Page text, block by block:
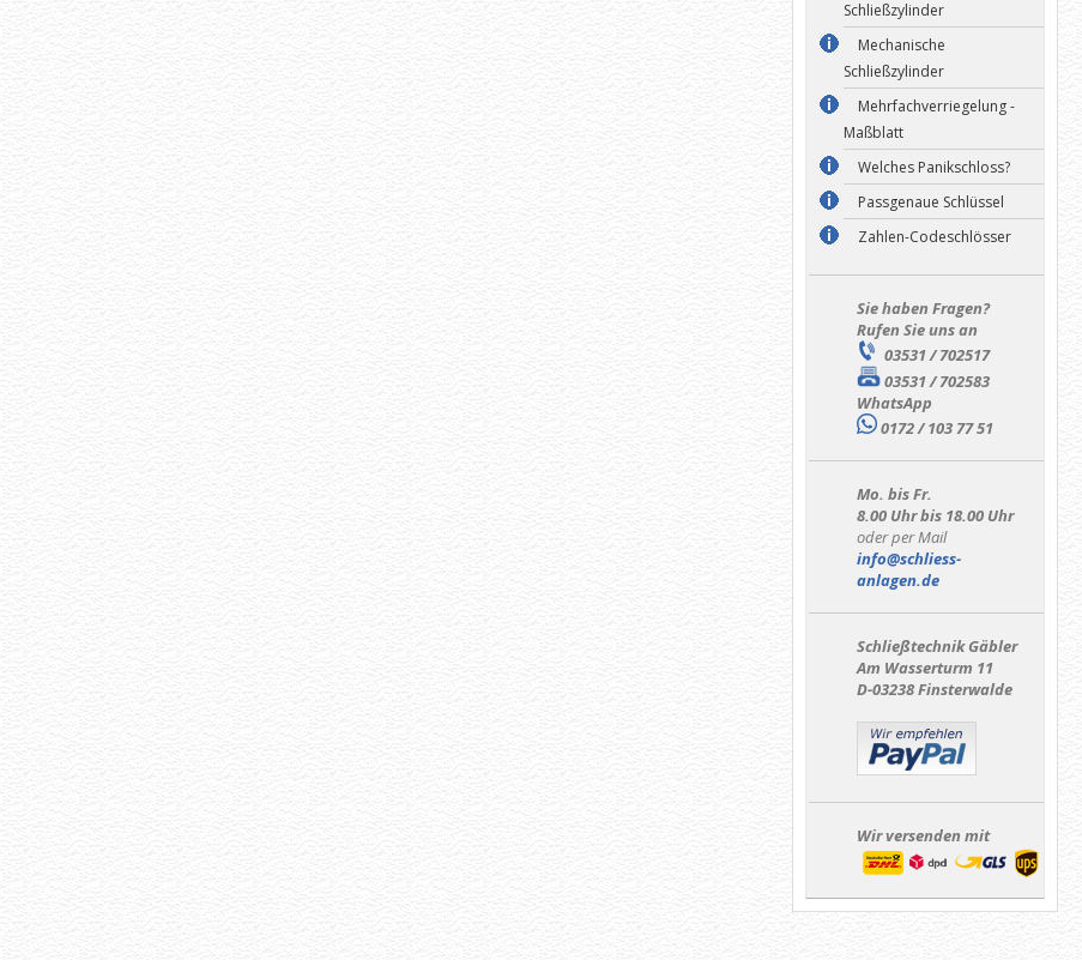
Schließzylinder
Mechanische
Schließzylinder
Mehrfachverriegelung -
Maßblatt
Welches Panikschloss?
Passgenaue Schlüssel
Zahlen-Codeschlösser
Sie haben Fragen?
Rufen Sie uns an
03531 / 702517
03531 / 702583
WhatsApp
0172 / 103 77 51
Mo. bis Fr.
8.00 Uhr bis 18.00 Uhr
oder per Mail
info@schliess-
anlagen.de
Schließtechnik Gäbler
Am Wasserturm 11
D-03238 Finsterwalde
Wir versenden mit